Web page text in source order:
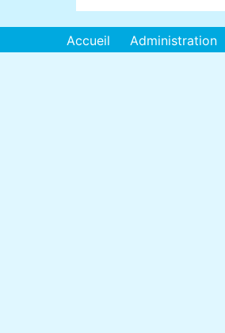
Accueil Administration